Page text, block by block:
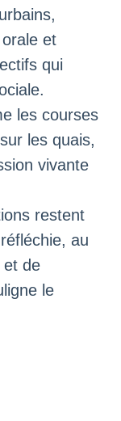
et
qui
les courses
les quais,
vivante
restent
au
et de
le